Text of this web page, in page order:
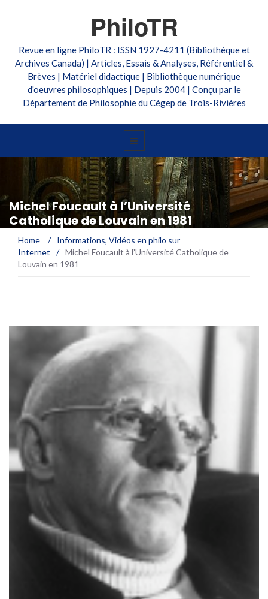
PhiloTR
Revue en ligne PhiloTR : ISSN 1927-4211 (Bibliothèque et
Archives Canada) | Articles, Essais & Analyses, Référentiel &
Brèves | Matériel didactique | Bibliothèque numérique
d'oeuvres philosophiques | Depuis 2004 | Conçu par le
Département de Philosophie du Cégep de Trois-Rivières
Michel Foucault à l’Université
Catholique de Louvain en 1981
Home / Informations, Vidéos en philo sur
Internet
/ Michel Foucault à l’Université Catholique de
Louvain en 1981